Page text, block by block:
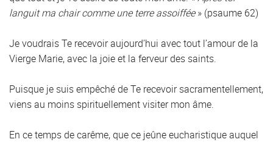
languit ma chair comme une terre assoiffée» (psaume 62)
Je voudrais Te recevoir aujourd’hui avec tout l’amour de la
Vierge Marie, avec la joie et la ferveur des saints.
Puisque je suis empêché de Te recevoir sacramentellement,
viens au moins spirituellement visiter mon âme.
En ce temps de carême, que ce jeûne eucharistique auquel